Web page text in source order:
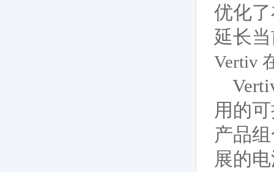
优化
延长
Vertiv
用的
产品
展的